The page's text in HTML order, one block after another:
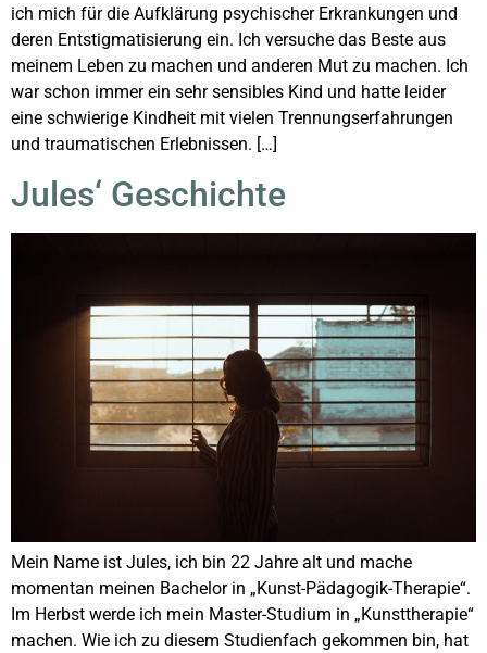
ich mich für die Aufklärung psychischer Erkrankungen und
deren Entstigmatisierung ein. Ich versuche das Beste aus
meinem Leben zu machen und anderen Mut zu machen. Ich
war schon immer ein sehr sensibles Kind und hatte leider
eine schwierige Kindheit mit vielen Trennungserfahrungen
und traumatischen Erlebnissen. […]
Jules‘ Geschichte
Mein Name ist Jules, ich bin 22 Jahre alt und mache
momentan meinen Bachelor in „Kunst-Pädagogik-Therapie“.
Im Herbst werde ich mein Master-Studium in „Kunsttherapie“
machen. Wie ich zu diesem Studienfach gekommen bin, hat